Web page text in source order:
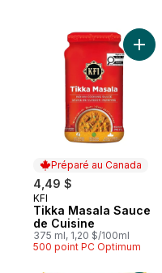
Préparé au Canada
4,49 $
Préparé au Canada
KFI
Tikka Masala Sauce
de Cuisine
375 ml, 1,20 $/100ml
500 point PC Optimum